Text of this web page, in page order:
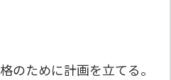
のために計画を立てる。